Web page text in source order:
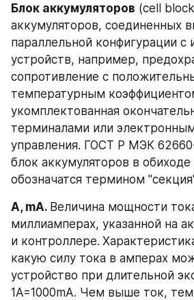
Блок аккумуляторов (cell
аккумуляторов, соединенных
параллельной конфигурации с
устройств, например,
сопротивление с
температурным
укомплектованная
терминалами или
управления. ГОСТ Р МЭК
блок аккумуляторов в обиходе
обозначатся термином
A, mA. Величина мощности
миллиамперах, указанной на
и контроллере.
какую силу тока в амперах
устройство при длительной
1А=1000mA. Чем выше ток,